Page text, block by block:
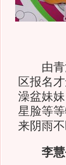
由青海
区报名
澡盆妹
星脸等
来阴雨不
李